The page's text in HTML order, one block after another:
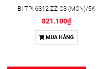
BI TPI 6312 ZZ C3 (MCN)/5K
821.100₫
MUA HÀNG